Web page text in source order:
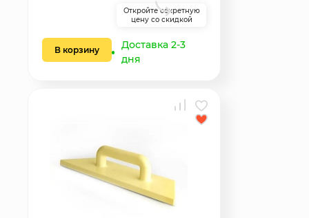
Откройте секретную
цену со скидкой
В корзину
Доставка 2-3
дня